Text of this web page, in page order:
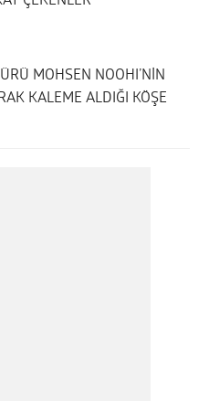
MOHSEN NOOHI’NİN
KALEME ALDIĞI KÖŞE